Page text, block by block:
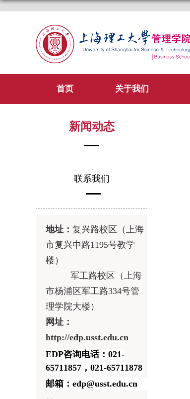
首页 关于我们
新闻动态
联系我们
地址： 复兴路校区（上海
市复兴中路1195号教学
楼）
军工路校区（上海
市杨浦区军工路334号管
理学院大楼）
网址：
http://edp.usst.edu.cn
EDP咨询电话：021-
65711857，021-65711878
邮箱：edp@usst.edu.cn